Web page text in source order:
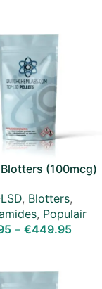
Blotters (100mcg)
, Blotters,
, Populair
– €449.95